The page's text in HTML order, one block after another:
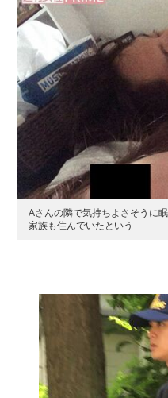
Aさんの隣で気持ちよさそうに
家族も住んでいたという